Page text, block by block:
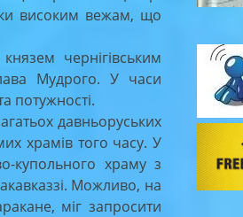
високим вежам, що
чернігівським
Мудрого. У часи
потужності.
давньоруських
храмів того часу. У
купольного храму з
Можливо, на
міг запросити